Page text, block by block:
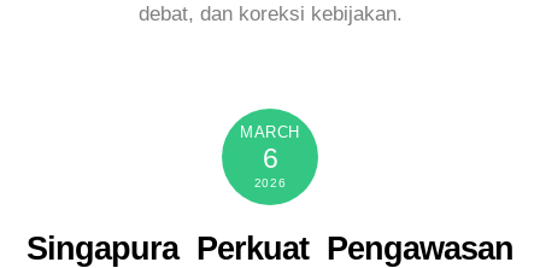
debat, dan koreksi kebijakan.
MARCH
6
2026
Singapura Perkuat Pengawasan